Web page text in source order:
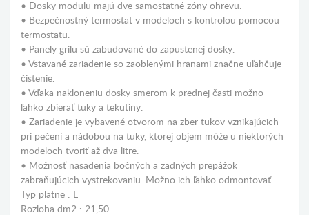
• Dosky modulu majú dve samostatné zóny ohrevu.
• Bezpečnostný termostat v modeloch s kontrolou pomocou
termostatu.
• Panely grilu sú zabudované do zapustenej dosky.
• Vstavané zariadenie so zaoblenými hranami značne uľahčuje
čistenie.
• Vďaka nakloneniu dosky smerom k prednej časti možno
ľahko zbierať tuky a tekutiny.
• Zariadenie je vybavené otvorom na zber tukov vznikajúcich
pri pečení a nádobou na tuky, ktorej objem môže u niektorých
modeloch tvoriť až dva litre.
• Možnosť nasadenia bočných a zadných prepážok
zabraňujúcich vystrekovaniu. Možno ich ľahko odmontovať.
Typ platne : L
Rozloha dm2 : 21,50